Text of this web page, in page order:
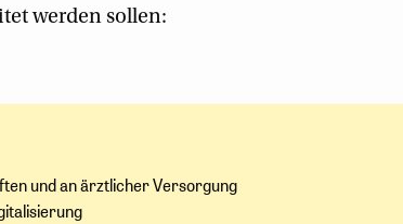
werden sollen:
und an ärztlicher Versorgung